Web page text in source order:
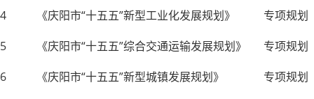
4
《庆阳市“十五五”新型工业化发展规划》
专项规划
5
《庆阳市“十五五”综合交通运输发展规划》
专项规划
6
《庆阳市“十五五”新型城镇发展规划》
专项规划